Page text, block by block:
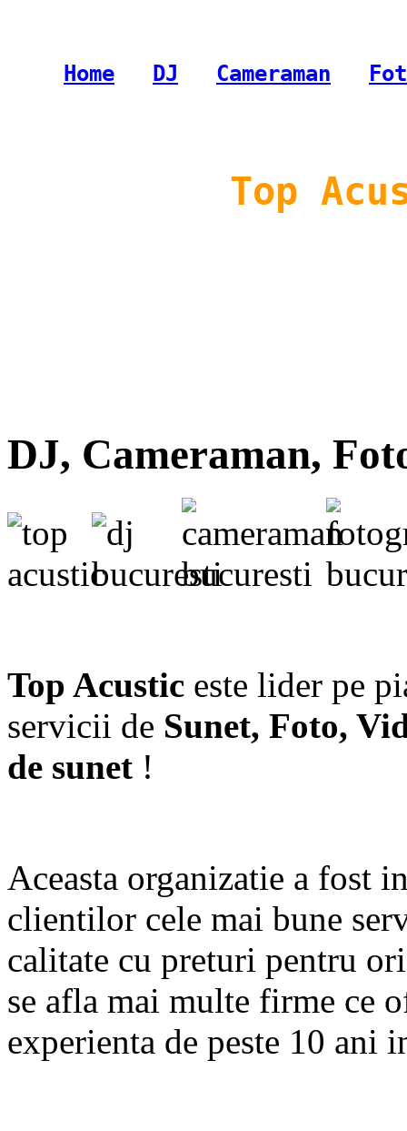
Home DJ Cameraman
Top
DJ, Cameraman,
Top Acustic este lider pe
servicii de Sunet, Foto,
de sunet !
Aceasta organizatie a fost
clientilor cele mai bune
calitate cu preturi pentru
se afla mai multe firme ce
experienta de peste 10 ani